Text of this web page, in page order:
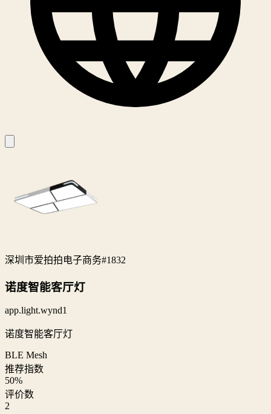
深圳市爱拍拍电子商务#1832
诺度智能客厅灯
app.light.wynd1
诺度智能客厅灯
BLE Mesh
推荐指数
50%
评价数
2